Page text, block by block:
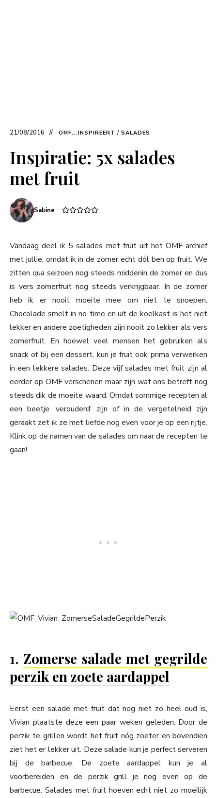
21/08/2016 OMF...INSPIREERT / SALADES
Inspiratie: 5x salades
met fruit
Sabine
Vandaag deel ik 5 salades met fruit uit het OMF archief
met jullie, omdat ik in de zomer echt dól ben op fruit. We
zitten qua seizoen nog steeds middenin de zomer en dus
is vers zomerfruit nog steeds verkrijgbaar. In de zomer
heb ik er nooit moeite mee om niet te snoepen.
Chocolade smelt in no-time en uit de koelkast is het niet
lekker en andere zoetigheden zijn nooit zo lekker als vers
zomerfruit. En hoewel veel mensen het gebruiken als
snack of bij een dessert, kun je fruit ook prima verwerken
in een lekkere salades. Deze vijf salades met fruit zijn al
eerder op OMF verschenen maar zijn wat ons betreft nog
steeds dik de moeite waard. Omdat sommige recepten al
een beetje ‘verouderd’ zijn of in de vergetelheid zijn
geraakt zet ik ze met liefde nog even voor je op een rijtje.
Klink op de namen van de salades om naar de recepten te
gaan!
1. Zomerse salade met gegrilde
perzik en zoete aardappel
Eerst een salade met fruit dat nog niet zo heel oud is,
Vivian plaatste deze een paar weken geleden. Door de
perzik te grillen wordt het fruit nóg zoeter en bovendien
ziet het er lekker uit. Deze salade kun je perfect serveren
bij de barbecue. De zoete aardappel kun je al
voorbereiden en de perzik grill je nog even op de
barbecue. Salades met fruit hoeven echt niet zo moeilijk